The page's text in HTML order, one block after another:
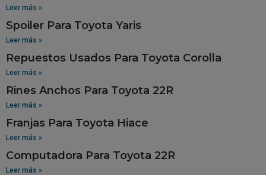
Leer más »
Spoiler Para Toyota Yaris
Leer más »
Repuestos Usados Para Toyota Corolla
Leer más »
Rines Anchos Para Toyota 22R
Leer más »
Franjas Para Toyota Hiace
Leer más »
Computadora Para Toyota 22R
Leer más »